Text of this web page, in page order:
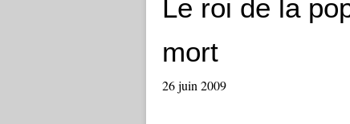
Le roi de la
mort
26 juin 2009